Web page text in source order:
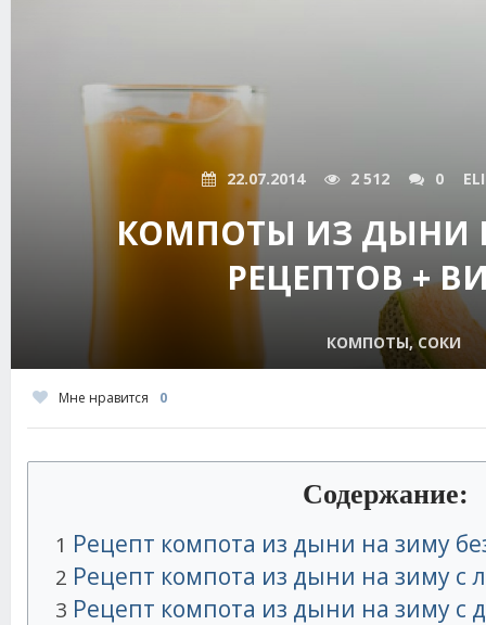
22.07.2014 2 512 0
КОМПОТЫ ИЗ ДЫНИ
РЕЦЕПТОВ +
КОМПОТЫ, СОКИ
Мне нравится 0
Содержание:
1 Рецепт компота из дыни на зиму
2 Рецепт компота из дыни на зиму с
3 Рецепт компота из дыни на зиму с